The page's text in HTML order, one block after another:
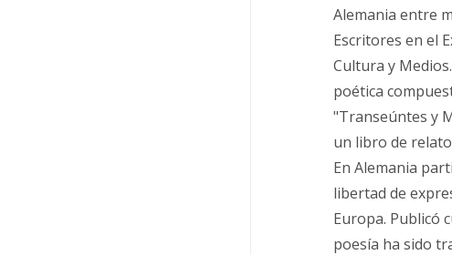
Alemania entre
Escritores en el
Cultura y
poética
"Transeúntes y
un libro de
En Alemania
libertad de
Europa. Publicó
poesía ha sido